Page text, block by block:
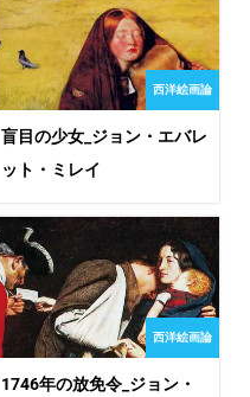
西洋絵画論
盲目の少女_ジョン・エバレ
ット・ミレイ
西洋絵画論
1746年の放免令_ジョン・